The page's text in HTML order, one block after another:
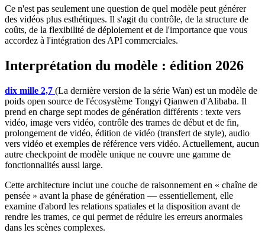
Ce n'est pas seulement une question de quel modèle peut générer
des vidéos plus esthétiques. Il s'agit du contrôle, de la structure de
coûts, de la flexibilité de déploiement et de l'importance que vous
accordez à l'intégration des API commerciales.
Interprétation du modèle : édition 2026
dix mille 2,7 (La dernière version de la série Wan) est un modèle de
poids open source de l'écosystème Tongyi Qianwen d'Alibaba. Il
prend en charge sept modes de génération différents : texte vers
vidéo, image vers vidéo, contrôle des trames de début et de fin,
prolongement de vidéo, édition de vidéo (transfert de style), audio
vers vidéo et exemples de référence vers vidéo. Actuellement, aucun
autre checkpoint de modèle unique ne couvre une gamme de
fonctionnalités aussi large.
Cette architecture inclut une couche de raisonnement en « chaîne de
pensée » avant la phase de génération — essentiellement, elle
examine d'abord les relations spatiales et la disposition avant de
rendre les trames, ce qui permet de réduire les erreurs anormales
dans les scènes complexes.